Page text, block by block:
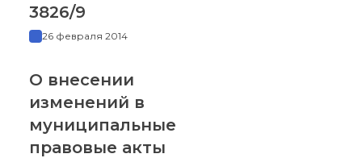
3826/9
26 февраля 2014
О внесении
изменений в
муниципальные
правовые акты